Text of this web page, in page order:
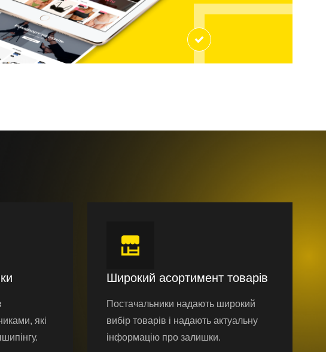
які
Широкий асортимент товарів
Постачальники надають широкий
вибір товарів і надають актуальну
інформацію про залишки.